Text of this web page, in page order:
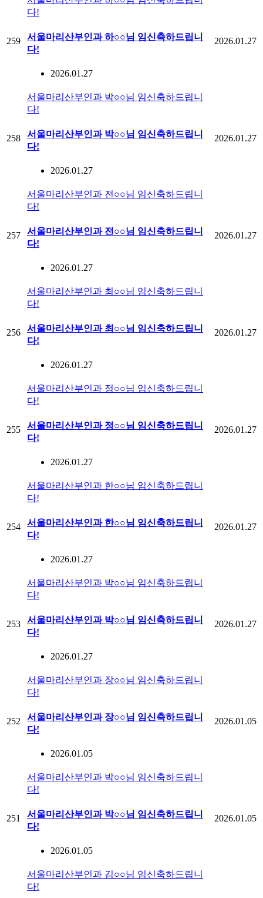
259
다!
서울마리산부인과 하○○님 임신축하드립니
다!
2026.01.27
2026.01.27
258
서울마리산부인과 박○○님 임신축하드립니
다!
서울마리산부인과 박○○님 임신축하드립니
다!
2026.01.27
2026.01.27
257
서울마리산부인과 전○○님 임신축하드립니
다!
서울마리산부인과 전○○님 임신축하드립니
다!
2026.01.27
2026.01.27
256
서울마리산부인과 최○○님 임신축하드립니
다!
서울마리산부인과 최○○님 임신축하드립니
다!
2026.01.27
2026.01.27
255
서울마리산부인과 정○○님 임신축하드립니
다!
서울마리산부인과 정○○님 임신축하드립니
다!
2026.01.27
2026.01.27
254
서울마리산부인과 한○○님 임신축하드립니
다!
서울마리산부인과 한○○님 임신축하드립니
다!
2026.01.27
2026.01.27
253
서울마리산부인과 박○○님 임신축하드립니
다!
서울마리산부인과 박○○님 임신축하드립니
다!
2026.01.27
2026.01.27
252
서울마리산부인과 장○○님 임신축하드립니
다!
서울마리산부인과 장○○님 임신축하드립니
다!
2026.01.05
2026.01.05
251
서울마리산부인과 박○○님 임신축하드립니
다!
서울마리산부인과 박○○님 임신축하드립니
다!
2026.01.05
2026.01.05
서울마리산부인과 김○○님 임신축하드립니
다!